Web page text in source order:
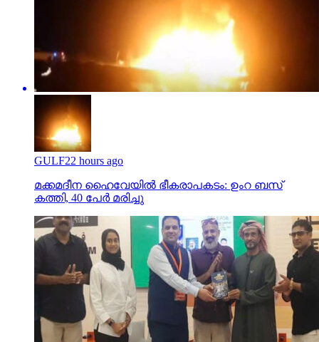
GULF22 hours ago
മക്കമദീന ഹൈവേയില്‍ ഭീകരാപകടം: ഉംറ ബസ്
കത്തി, 40 പേര്‍ മരിച്ചു